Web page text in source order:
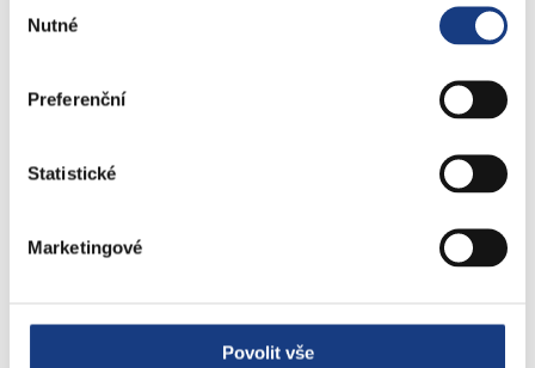
souhlasu
Nutné
Preferenční
Statistické
Marketingové
Povolit vše
Štefánikova 17
Parkovací karty